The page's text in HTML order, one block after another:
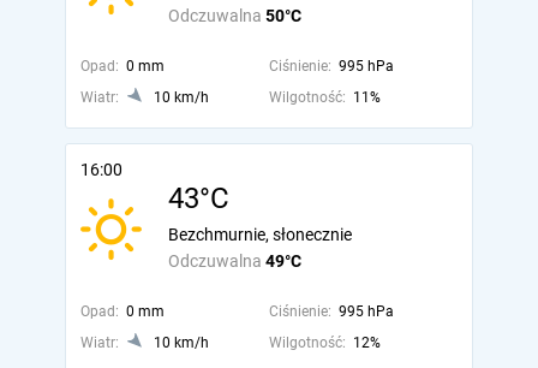
Odczuwalna 50°C
Opad: 0 mm Ciśnienie: 995 hPa
Wiatr:
10 km/h Wilgotność: 11%
16:00
43°C
Odczuwalna 49°C
Bezchmurnie, słonecznie
Opad: 0 mm Ciśnienie: 995 hPa
Wiatr:
10 km/h Wilgotność: 12%